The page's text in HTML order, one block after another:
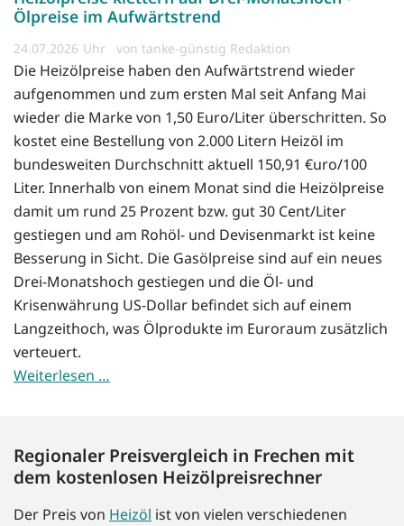
Ölpreise im Aufwärtstrend
24.07.2026 von tanke-günstig Redaktion
Die Heizölpreise haben den Aufwärtstrend wieder
aufgenommen und zum ersten Mal seit Anfang Mai
wieder die Marke von 1,50 Euro/Liter überschritten. So
kostet eine Bestellung von 2.000 Litern Heizöl im
bundesweiten Durchschnitt aktuell 150,91 €uro/100
Liter. Innerhalb von einem Monat sind die Heizölpreise
damit um rund 25 Prozent bzw. gut 30 Cent/Liter
gestiegen und am Rohöl- und Devisenmarkt ist keine
Besserung in Sicht. Die Gasölpreise sind auf ein neues
Drei-Monatshoch gestiegen und die Öl- und
Krisenwährung US-Dollar befindet sich auf einem
Langzeithoch, was Ölprodukte im Euroraum zusätzlich
verteuert.
Weiterlesen …
Regionaler Preisvergleich in Frechen mit
dem kostenlosen Heizölpreisrechner
Der Preis von Heizöl ist von vielen verschiedenen